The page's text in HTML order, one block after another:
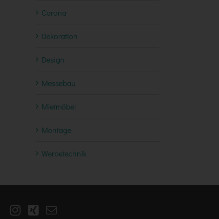
Corona
Dekoration
Design
Messebau
Mietmöbel
Montage
Werbetechnik